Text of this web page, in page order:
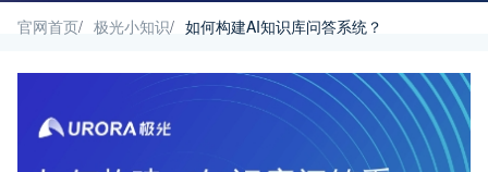
官网首页/ 极光小知识/ 如何构建AI知识库问答系统？